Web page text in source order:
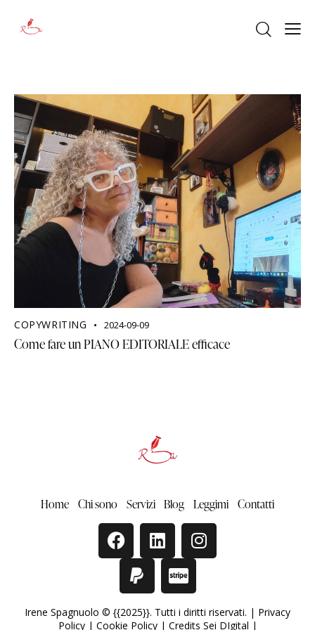
COPYWRITING 2024-09-09
Come fare un PIANO EDITORIALE efficace
Home Chi sono Servizi Blog Leggimi Contatti
Irene Spagnuolo © {{2025}}. Tutti i diritti riservati. | Privacy
Policy| Cookie Policy| Credits Sei DIgital |